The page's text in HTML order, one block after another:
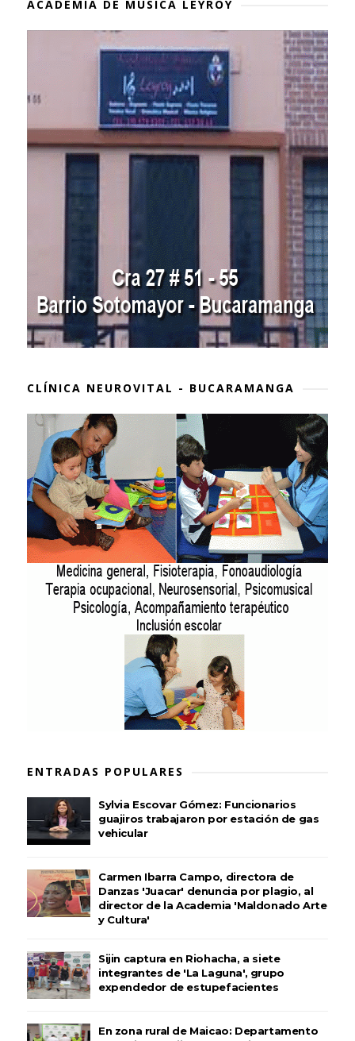
ACADEMIA DE MÚSICA LEYROY
CLÍNICA NEUROVITAL - BUCARAMANGA
ENTRADAS POPULARES
Sylvia Escovar Gómez: Funcionarios
guajiros trabajaron por estación de gas
vehicular
Carmen Ibarra Campo, directora de
Danzas 'Juacar' denuncia por plagio, al
director de la Academia 'Maldonado Arte
y Cultura'
Sijin captura en Riohacha, a siete
integrantes de 'La Laguna', grupo
expendedor de estupefacientes
En zona rural de Maicao: Departamento